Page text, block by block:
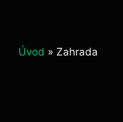
Úvod » Zahrada